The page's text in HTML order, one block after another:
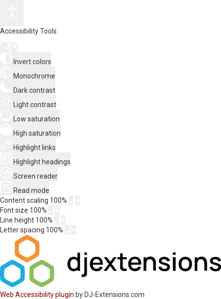
Accessibility Tools
Invert colors
Monochrome
Dark contrast
Light contrast
Low saturation
High saturation
Highlight links
Highlight headings
Screen reader
Read mode
Content scaling 100%
Font size 100%
Line height 100%
Letter spacing 100%
Web Accessibility plugin by DJ-Extensions.com